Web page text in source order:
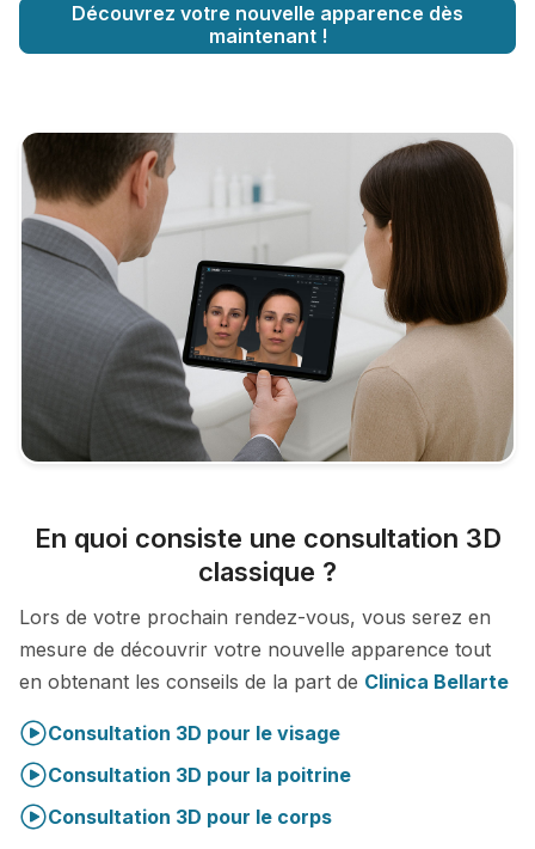
Découvrez votre nouvelle apparence dès
maintenant !
En quoi consiste une consultation 3D
classique ?
Lors de votre prochain rendez-vous, vous serez en
mesure de découvrir votre nouvelle apparence tout
en obtenant les conseils de la part de Clinica Bellarte
Consultation 3D pour le visage
Consultation 3D pour la poitrine
Consultation 3D pour le corps